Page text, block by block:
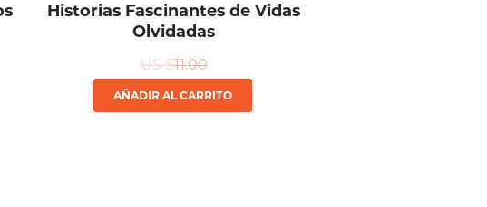
Historias Fascinantes de Vidas
Olvidadas
US $11.00
AÑADIR AL CARRITO